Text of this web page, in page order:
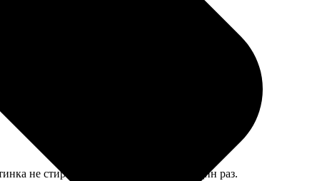
не стирается, можно собирать не один раз.